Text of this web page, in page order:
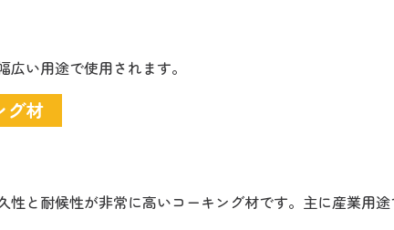
い用途で使用されます。
グ材
と耐候性が非常に高いコーキング材です。主に産業用途